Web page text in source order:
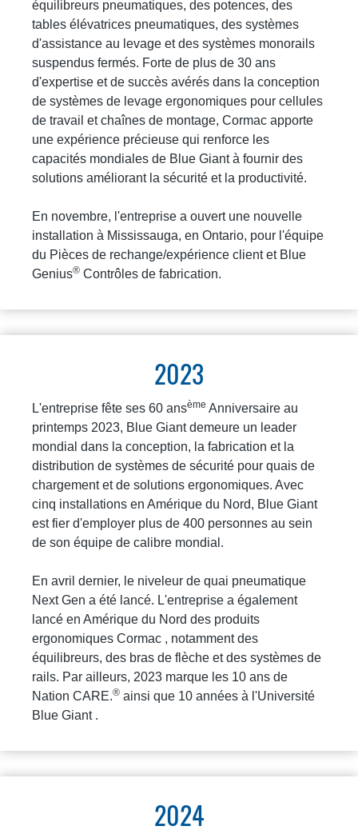
équilibreurs pneumatiques, des potences, des
tables élévatrices pneumatiques, des systèmes
d'assistance au levage et des systèmes monorails
suspendus fermés. Forte de plus de 30 ans
d'expertise et de succès avérés dans la conception
de systèmes de levage ergonomiques pour cellules
de travail et chaînes de montage, Cormac apporte
une expérience précieuse qui renforce les
capacités mondiales de Blue Giant à fournir des
solutions améliorant la sécurité et la productivité.
En novembre, l'entreprise a ouvert une nouvelle
installation à Mississauga, en Ontario, pour l'équipe
du Pièces de rechange/expérience client et Blue
Genius® Contrôles de fabrication.
2023
L'entreprise fête ses 60 ansème Anniversaire au
printemps 2023, Blue Giant demeure un leader
mondial dans la conception, la fabrication et la
distribution de systèmes de sécurité pour quais de
chargement et de solutions ergonomiques. Avec
cinq installations en Amérique du Nord, Blue Giant
est fier d'employer plus de 400 personnes au sein
de son équipe de calibre mondial.
En avril dernier, le niveleur de quai pneumatique
Next Gen a été lancé. L'entreprise a également
lancé en Amérique du Nord des produits
ergonomiques Cormac , notamment des
équilibreurs, des bras de flèche et des systèmes de
rails. Par ailleurs, 2023 marque les 10 ans de
Nation CARE.® ainsi que 10 années à l'Université
Blue Giant .
2024